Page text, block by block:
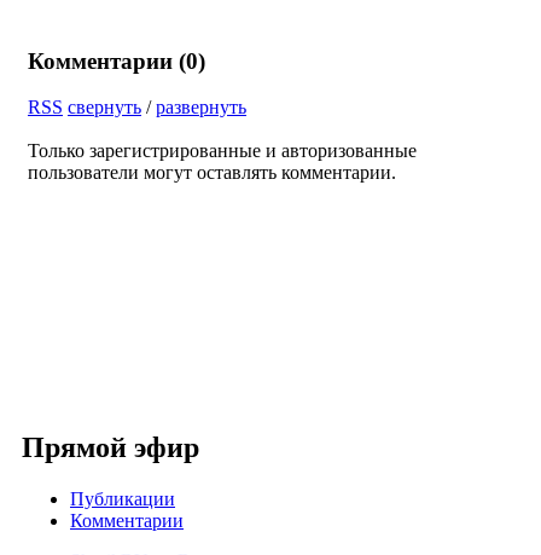
Комментарии (0)
RSS свернуть /развернуть
Только зарегистрированные и авторизованные
пользователи могут оставлять комментарии.
Прямой эфир
Публикации
Комментарии